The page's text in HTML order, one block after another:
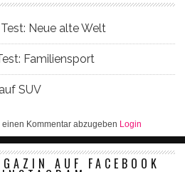
Neue alte Welt
Familiensport
SUV
Kommentar abzugeben Login
AUF FACEBOOK